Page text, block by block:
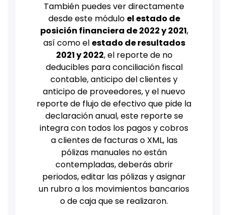
También puedes ver directamente
desde este módulo el estado de
posición financiera de 2022 y 2021,
así como el estado de resultados
2021 y 2022, el reporte de no
deducibles para conciliación fiscal
contable, anticipo del clientes y
anticipo de proveedores, y el nuevo
reporte de flujo de efectivo que pide la
declaración anual, este reporte se
integra con todos los pagos y cobros
a clientes de facturas o XML, las
pólizas manuales no están
contempladas, deberás abrir
periodos, editar las pólizas y asignar
un rubro a los movimientos bancarios
o de caja que se realizaron.